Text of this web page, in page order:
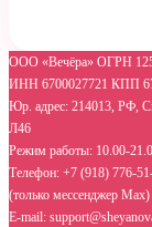
ООО «Вечёра» ОГРН
ИНН 6700027721 КПП
Юр. адрес: 214013, РФ,
Л46
Режим работы: 10.00-
Телефон: +7 (918) 776-
(только мессенджер Max)
E-mail: